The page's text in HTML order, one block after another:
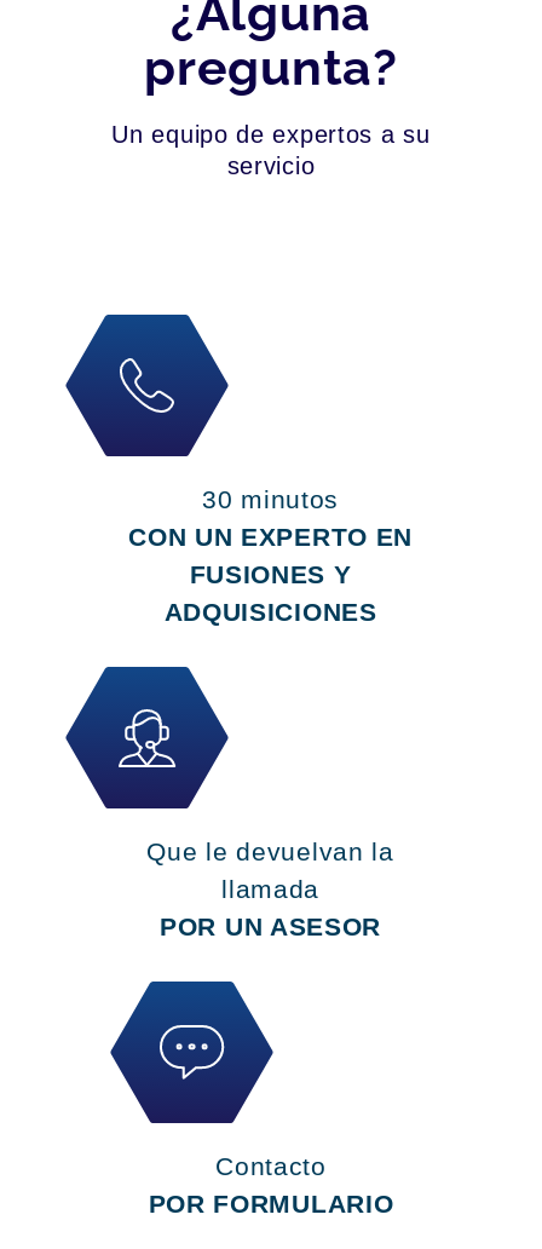
¿Alguna
pregunta?
Un equipo de expertos a su
servicio
30 minutos
CON UN EXPERTO EN
FUSIONES Y
ADQUISICIONES
Que le devuelvan la
llamada
POR UN ASESOR
Contacto
POR FORMULARIO